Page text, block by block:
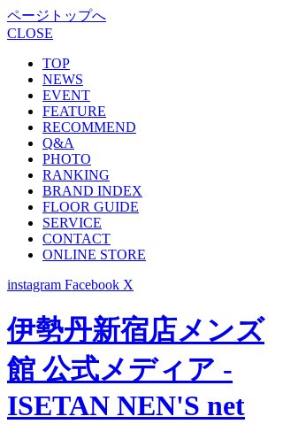
ページトップへ
CLOSE
TOP
NEWS
EVENT
FEATURE
RECOMMEND
Q&A
PHOTO
RANKING
BRAND INDEX
FLOOR GUIDE
SERVICE
CONTACT
ONLINE STORE
instagram Facebook X
伊勢丹新宿店メンズ
館 公式メディア -
ISETAN NEN'S net